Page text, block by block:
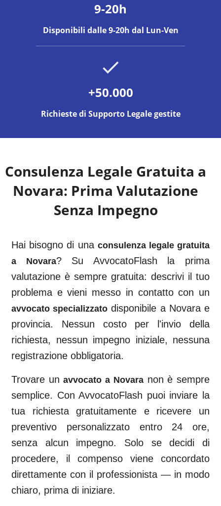
9-20h
Disponibili dalle 9-20h dal Lun-Ven
+50.000
Richieste di Supporto Legale gestite
Consulenza Legale Gratuita a
Novara: Prima Valutazione
Senza Impegno
Hai bisogno di una consulenza legale gratuita
a Novara? Su AvvocatoFlash la prima
valutazione è sempre gratuita: descrivi il tuo
problema e vieni messo in contatto con un
avvocato specializzato disponibile a Novarae
provincia. Nessun costo per l'invio della
richiesta, nessun impegno iniziale, nessuna
registrazione obbligatoria.
Trovare unavvocato a Novaranon è sempre
semplice. Con AvvocatoFlash puoi inviare la
tua richiesta gratuitamente e ricevere un
preventivo personalizzato entro 24 ore,
senza alcun impegno. Solo se decidi di
procedere, il compenso viene concordato
direttamente con il professionista — in modo
chiaro, prima di iniziare.